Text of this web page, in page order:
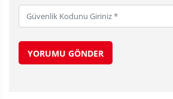
YORUMU GÖNDER